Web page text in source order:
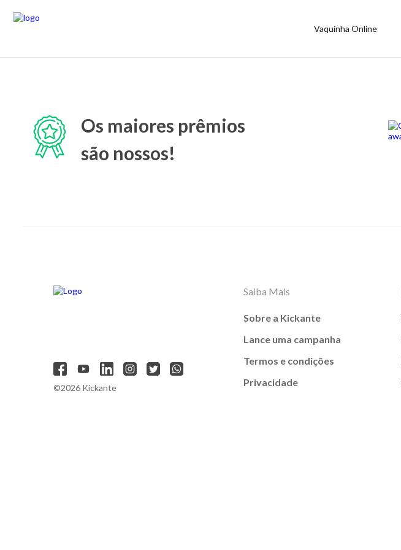
Vaquinha Online
Os maiores prêmios
são nossos!
©2026 Kickante
Saiba Mais
Sobre a Kickante
Lance uma campanha
Termos e condições
Privacidade